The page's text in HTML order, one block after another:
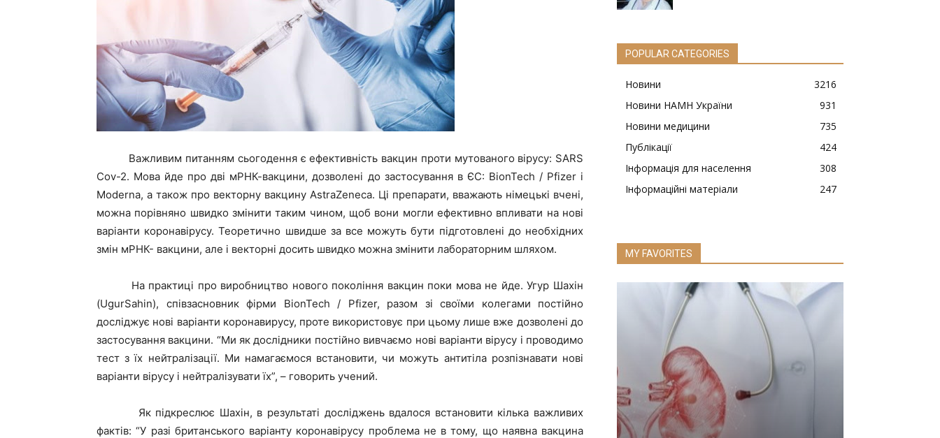
Важливим питанням сьогодення є ефективність вакцин проти мутованого вірусу: SARS
Сov-2. Мова йде про дві мРНК-вакцини, дозволені до застосування в ЄС: BionTech / Pfizer і
Moderna, а також про векторну вакцину AstraZeneca. Ці препарати, вважають німецькі вчені,
можна порівняно швидко змінити таким чином, щоб вони могли ефективно впливати на нові
варіанти коронавірусу. Теоретично швидше за все можуть бути підготовлені до необхідних
змін мРНК- вакцини, але і векторні досить швидко можна змінити лабораторним шляхом.
На практиці про виробництво нового покоління вакцин поки мова не йде. Угур Шахін
(UgurSahin), співзасновник фірми BionTech / Pfizer, разом зі своїми колегами постійно
досліджує нові варіанти коронавирусу, проте використовує при цьому лише вже дозволені до
застосування вакцини. “Ми як дослідники постійно вивчаємо нові варіанти вірусу і проводимо
тест з їх нейтралізації. Ми намагаємося встановити, чи можуть антитіла розпізнавати нові
варіанти вірусу і нейтралізувати їх”, – говорить учений.
Як підкреслює Шахін, в результаті досліджень вдалося встановити кілька важливих
фактів: “У разі британського варіанту коронавірусу проблема не в тому, що наявна вакцина
POPULAR CATEGORIES
Новини
3216
Новини НАМН України
931
Новини медицини
735
Публікації
424
Інформація для населення
308
Інформаційні матеріали
247
MY FAVORITES